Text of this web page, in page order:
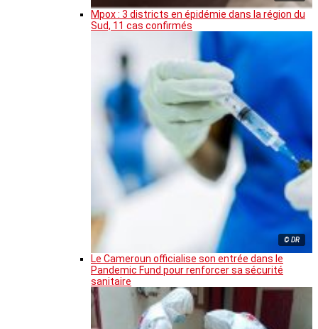
Mpox : 3 districts en épidémie dans la région du
Sud, 11 cas confirmés
© DR
Le Cameroun officialise son entrée dans le
Pandemic Fund pour renforcer sa sécurité
sanitaire